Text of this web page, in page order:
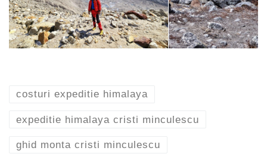
costuri expeditie himalaya
expeditie himalaya cristi minculescu
ghid monta cristi minculescu